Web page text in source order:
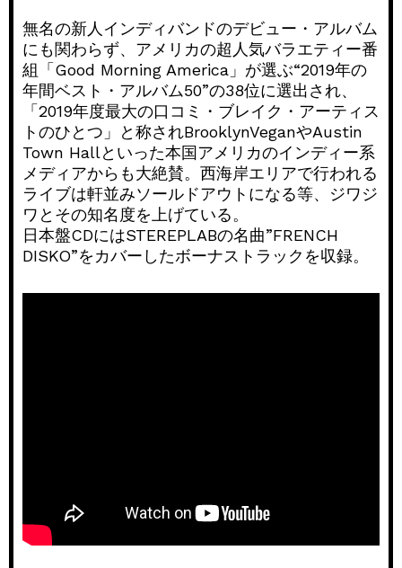
無名の新人インディバンドのデビュー・アルバム
にも関わらず、アメリカの超人気バラエティー番
組「Good Morning America」が選ぶ“2019年の
年間ベスト・アルバム50”の38位に選出され、
「2019年度最大の口コミ・ブレイク・アーティス
トのひとつ」と称されBrooklynVeganやAustin
Town Hallといった本国アメリカのインディー系
メディアからも大絶賛。西海岸エリアで行われる
ライブは軒並みソールドアウトになる等、ジワジ
ワとその知名度を上げている。
日本盤CDにはSTEREPLABの名曲”FRENCH
DISKO”をカバーしたボーナストラックを収録。